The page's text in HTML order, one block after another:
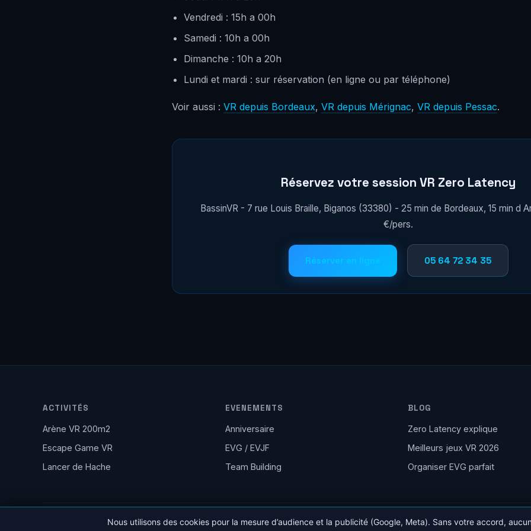
Vendredi : 15h a 00h
Samedi : 10h a 00h
Dimanche : 10h a 20h
Lundi et mardi : sur réservation (en ligne ou par téléphone)
Voir aussi : VR depuis Bordeaux, VR depuis Mérignac, VR depuis Pessac.
Réservez votre session VR Zero Latency
BassinVR - 7 rue Louis Braille, Biganos (33380) - 25 min de Bordeaux, 15 min d
€/pers.
Réserver en ligne 05 64 72 34 35
ACTIVITÉS
Arène VR 200m2
Escape Game VR
Lancer de Hache
EVENEMENTS
Anniversaire
EVG / EVJF
Team Building
BLOG
Zero Latency explique
Meilleurs jeux VR 2026
Organiser EVG parfait
2026 BassinVR - 7 rue Louis Braille, 33380 Biganos
Nous utilisons des cookies pour la mesure d’audience et la publicité (Google, Meta). Sans votre accord, aucun